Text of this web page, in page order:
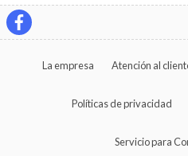
La empresa Atención al
Políticas de privacidad
Servicio para